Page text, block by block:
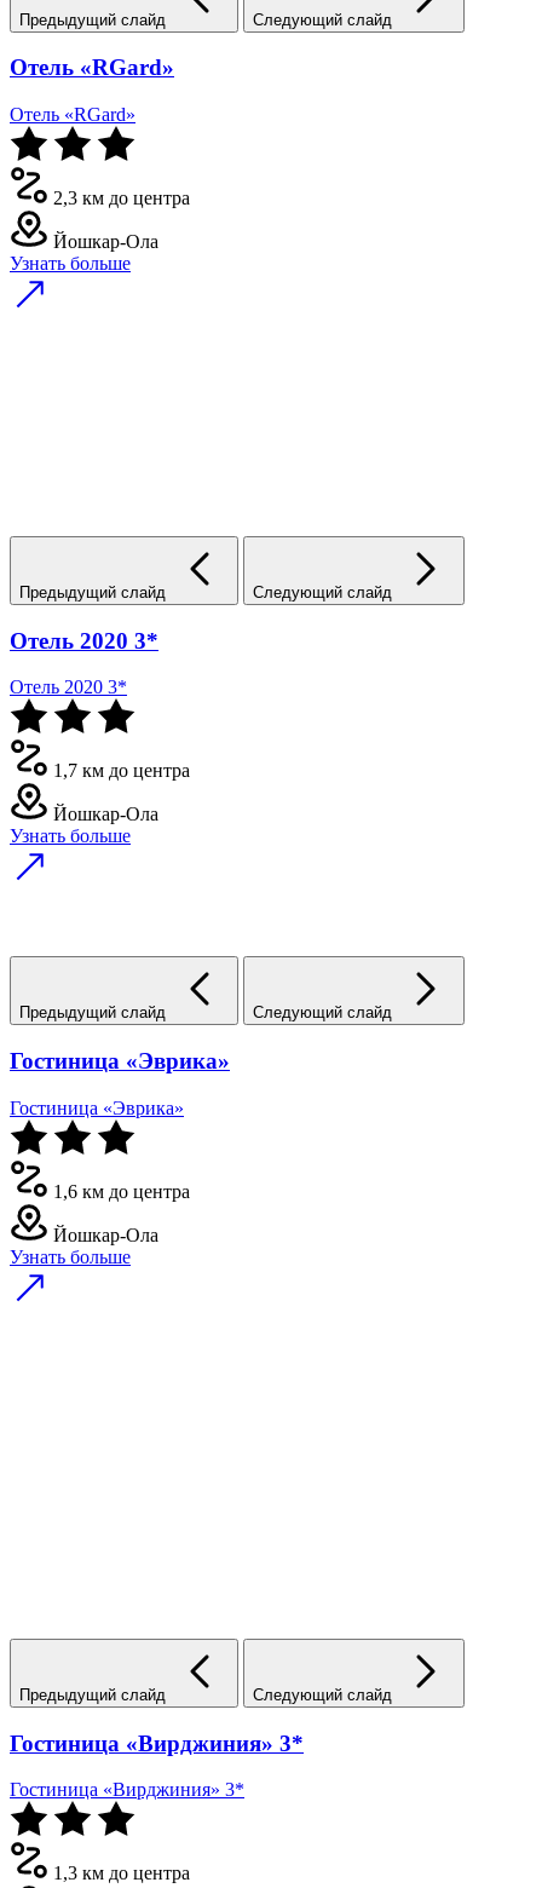
Предыдущий слайд Следующий слайд
Отель «RGard»
Отель «RGard»
2,3 км до центра
Йошкар-Ола
Узнать больше
Предыдущий слайд Следующий слайд
Отель 2020 3*
Отель 2020 3*
1,7 км до центра
Йошкар-Ола
Узнать больше
Предыдущий слайд Следующий слайд
Гостиница «Эврика»
Гостиница «Эврика»
1,6 км до центра
Йошкар-Ола
Узнать больше
Предыдущий слайд Следующий слайд
Гостиница «Вирджиния» 3*
Гостиница «Вирджиния» 3*
1,3 км до центра